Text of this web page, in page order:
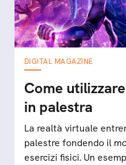
DIGITAL MAGAZINE
Come
in palestra
La realtà virtuale
palestre fondendo il
esercizi fisici. Un